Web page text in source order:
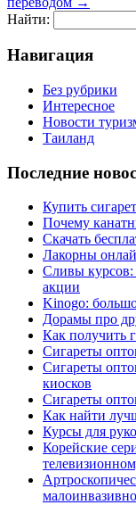
Найти:
Навигация
Без рубрики
Интересное
Новости
Таиланд
Последние
Купить
Почему
Скачать
Лакорны
Сливы курсов:
акции
Kinogo:
Дорамы про
Как получить
Сигареты
Сигареты
киосков
Сигареты
Как найти
Курсы для
Корейские